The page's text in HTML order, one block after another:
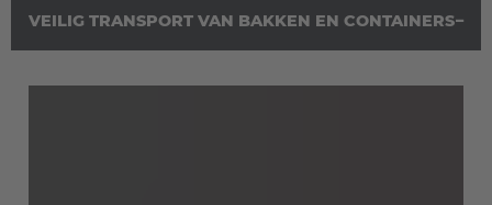
VEILIG TRANSPORT VAN BAKKEN EN CONTAINERS